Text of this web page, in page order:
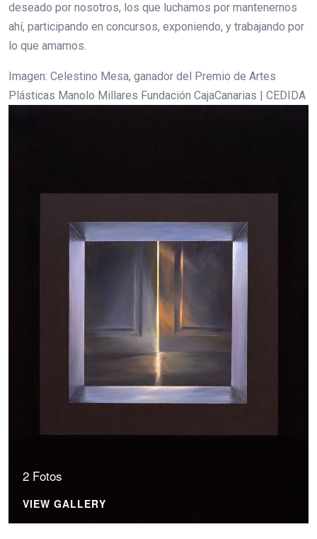
deseado por nosotros, los que luchamos por mantenernos
ahí, participando en concursos, exponiendo, y trabajando por
lo que amamos.
Imagen: Celestino Mesa, ganador del Premio de Artes
Plásticas Manolo Millares Fundación CajaCanarias | CEDIDA
2 Fotos
VIEW GALLERY